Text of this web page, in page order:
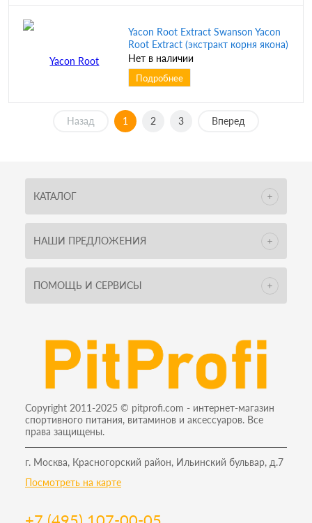
Yacon Root Extract Swanson Yacon
Root Extract (экстракт корня якона)
100 мг 90 капсул (Swanson) срок до
08/25
Нет в наличии
Подробнее
Назад 1 2 3 Вперед
КАТАЛОГ
НАШИ ПРЕДЛОЖЕНИЯ
ПОМОЩЬ И СЕРВИСЫ
Copyright 2011-2025 © pitprofi.com - интернет-магазин
спортивного питания, витаминов и аксессуаров. Все
права защищены.
г. Москва, Красногорский район, Ильинский бульвар, д.7
Посмотреть на карте